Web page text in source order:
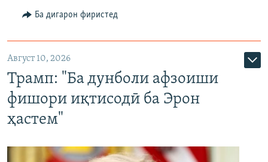
Ба дигарон фиристед
Август 10, 2026
Трамп: "Ба дунболи афзоиши
фишори иқтисодӣ ба Эрон
ҳастем"